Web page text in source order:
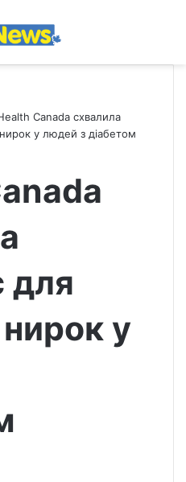
Canada схвалила
у людей з діабетом
для
у